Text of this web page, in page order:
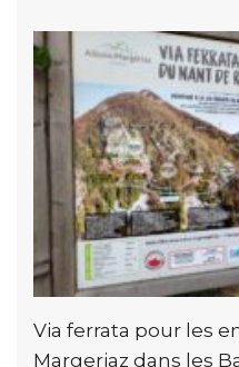
Via ferrata pour les
Margeriaz dans les